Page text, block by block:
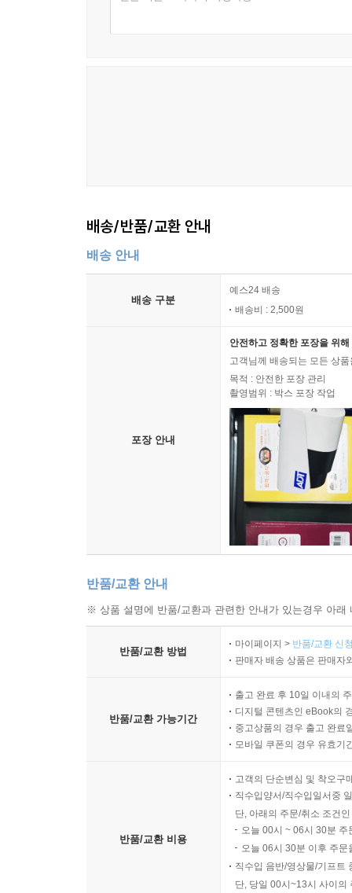
배송/반품/교환 안내
배송 안내
배송 구분
예스24 배송
배송비 : 2,500원
포장 안내
안전하고 정확한 포장을 위
고객님께 배송되는 모든 상
목적 : 안전한 포장 관리
촬영범위 : 박스 포장 작업
반품/교환 안내
※ 상품 설명에 반품/교환과 관련한 안내가 있는경우 아
반품/교환 방법
마이페이지 > 반품/교환 신
판매자 배송 상품은 판매자
반품/교환 가능기간
출고 완료 후 10일 이내의
디지털 콘텐츠인 eBook의
중고상품의 경우 출고 완료
모바일 쿠폰의 경우 유효기
반품/교환 비용
고객의 단순변심 및 착오구
직수입양서/직수입일서중
단, 아래의 주문/취소 조건
오늘 00시 ~ 06시 30분
오늘 06시 30분 이후 주
직수입 음반/영상물/기프트
단, 당일 00시~13시 사이의